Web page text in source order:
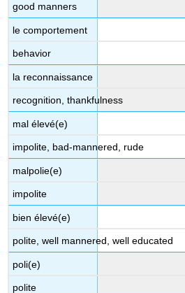
(toi,
te,
t’)
de
genre
Le
Les
noms
et
titres
Comment
good manners
le comportement
behavior
la reconnaissance
recognition, thankfulness
mal élevé(e)
impolite, bad-mannered, rude
malpolie(e)
impolite
bien élevé(e)
polite, well mannered, well educated
poli(e)
polite